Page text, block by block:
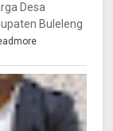
Desa
Buleleng